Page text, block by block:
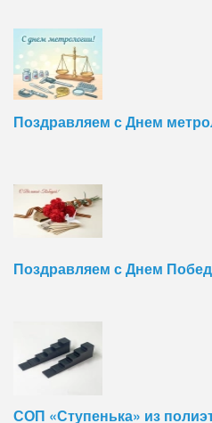
Поздравляем с Днем
Поздравляем с Днем
СОП «Ступенька» из